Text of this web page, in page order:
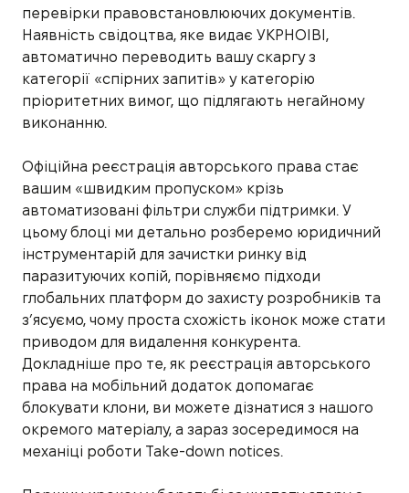
перевірки правовстановлюючих документів.
Наявність свідоцтва, яке видає УКРНОІВІ,
автоматично переводить вашу скаргу з
категорії «спірних запитів» у категорію
пріоритетних вимог, що підлягають негайному
виконанню.
Офіційна реєстрація авторського права стає
вашим «швидким пропуском» крізь
автоматизовані фільтри служби підтримки. У
цьому блоці ми детально розберемо юридичний
інструментарій для зачистки ринку від
паразитуючих копій, порівняємо підходи
глобальних платформ до захисту розробників та
з’ясуємо, чому проста схожість іконок може стати
приводом для видалення конкурента.
Докладніше про те, як реєстрація авторського
права на мобільний додаток допомагає
блокувати клони, ви можете дізнатися з нашого
окремого матеріалу, а зараз зосередимося на
механіці роботи Take-down notices.